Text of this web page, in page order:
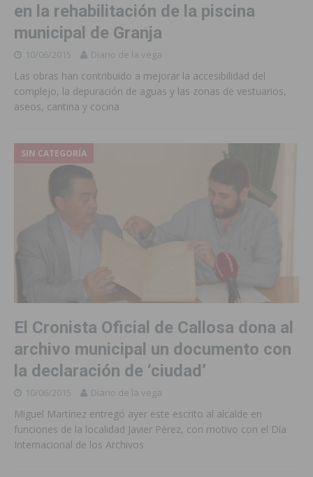
en la rehabilitación de la piscina
municipal de Granja
10/06/2015 Diario de la vega
Las obras han contribuido a mejorar la accesibilidad del
complejo, la depuración de aguas y las zonas de vestuarios,
aseos, cantina y cocina
SIN CATEGORÍA
El Cronista Oficial de Callosa dona al
archivo municipal un documento con
la declaración de ‘ciudad’
10/06/2015 Diario de la vega
Miguel Martínez entregó ayer este escrito al alcalde en
funciones de la localidad Javier Pérez, con motivo con el Día
Internacional de los Archivos